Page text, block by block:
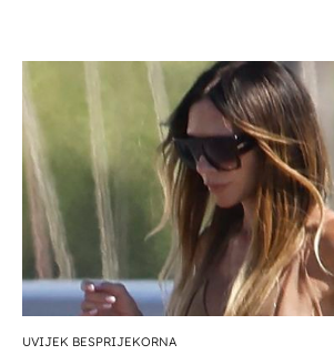
UVIJEK BESPRIJEKORNA